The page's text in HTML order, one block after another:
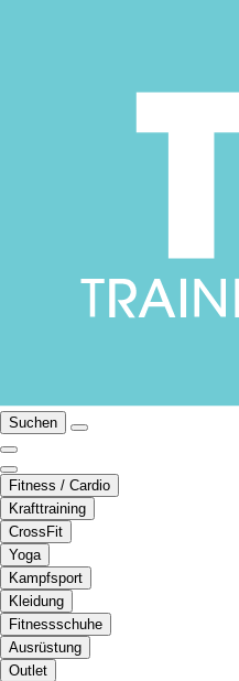
Suchen
Fitness / Cardio
Krafttraining
CrossFit
Yoga
Kampfsport
Kleidung
Fitnessschuhe
Ausrüstung
Outlet